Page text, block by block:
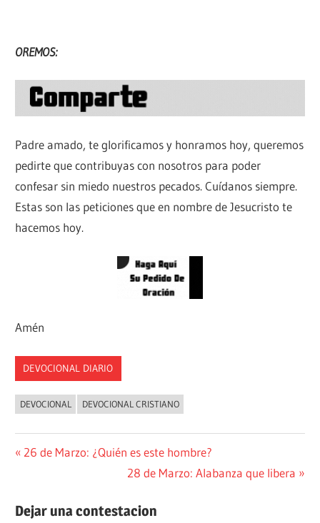
OREMOS:
Padre amado, te glorificamos y honramos hoy, queremos
pedirte que contribuyas con nosotros para poder
confesar sin miedo nuestros pecados. Cuídanos siempre.
Estas son las peticiones que en nombre de Jesucristo te
hacemos hoy.
Amén
DEVOCIONAL DIARIO
DEVOCIONAL DEVOCIONAL CRISTIANO
Navegación
entradas
Entrada
26 de Marzo: ¿Quién es este hombre?
Siguiente
28 de Marzo: Alabanza que libera
Dejar una contestacion